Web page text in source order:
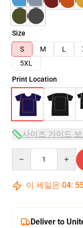
Size
S
M L
5XL
Print Location
사이즈 가이드 보
이 세일은 04:
Deliver to